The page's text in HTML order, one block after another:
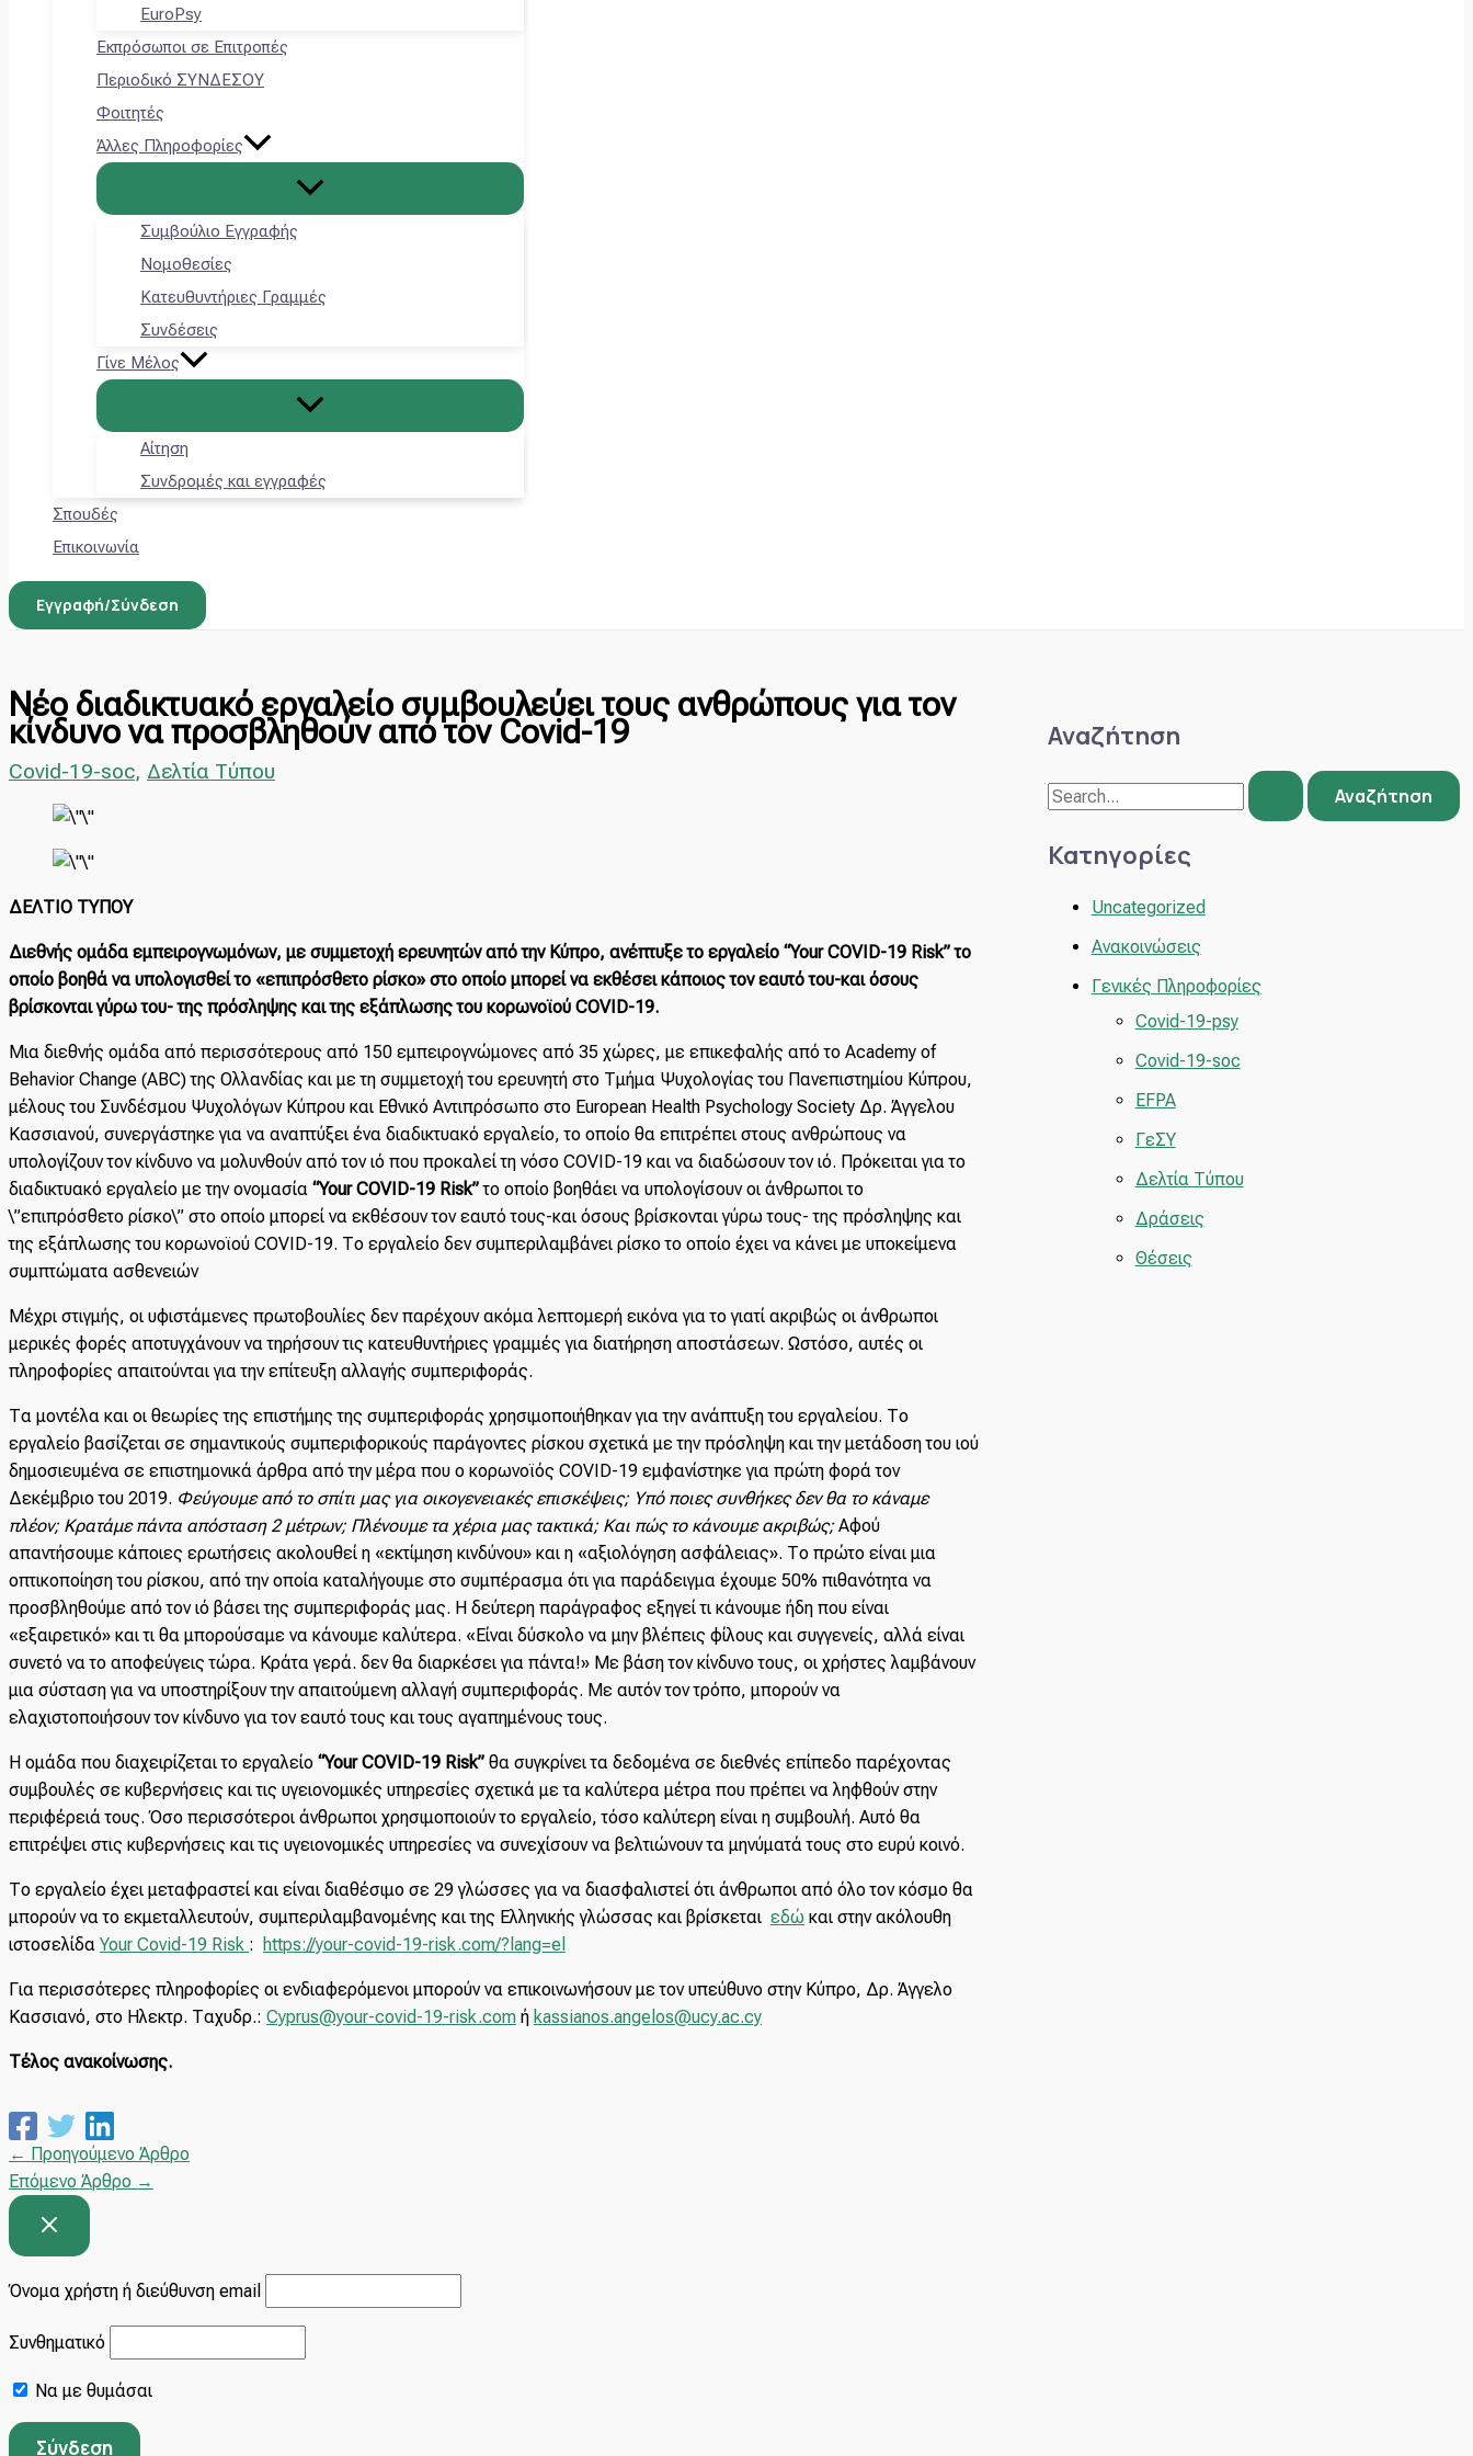
EuroPsy
Εκπρόσωποι σε Επιτροπές
Περιοδικό ΣΥΝΔΕΣΟΥ
Φοιτητές
Άλλες Πληροφορίες
Συμβούλιο Εγγραφής
Νομοθεσίες
Κατευθυντήριες Γραμμές
Συνδέσεις
Γίνε Μέλος
Αίτηση
Συνδρομές και εγγραφές
Σπουδές
Επικοινωνία
Εγγραφή/Σύνδεση
Νέο διαδικτυακό εργαλείο συμβουλεύει τους ανθρώπους για τον
κίνδυνο να προσβληθούν από τον Covid-19
Covid-19-soc, Δελτία Τύπου
ΔΕΛΤΙΟ ΤΥΠΟΥ
Διεθνής ομάδα εμπειρογνωμόνων, με συμμετοχή ερευνητών από την Κύπρο, ανέπτυξε το εργαλείο “Your COVID-19 Risk” το
οποίο βοηθά να υπολογισθεί το «επιπρόσθετο ρίσκο» στο οποίο μπορεί να εκθέσει κάποιος τον εαυτό του-και όσους
βρίσκονται γύρω του- της πρόσληψης και της εξάπλωσης του κορωνοϊού COVID-19.
Μια διεθνής ομάδα από περισσότερους από 150 εμπειρογνώμονες από 35 χώρες, με επικεφαλής από το Academy of
Behavior Change (ABC) της Ολλανδίας και με τη συμμετοχή του ερευνητή στο Τμήμα Ψυχολογίας του Πανεπιστημίου Κύπρου,
μέλους του Συνδέσμου Ψυχολόγων Κύπρου και Εθνικό Αντιπρόσωπο στο European Health Psychology Society Δρ. Άγγελου
Κασσιανού, συνεργάστηκε για να αναπτύξει ένα διαδικτυακό εργαλείο, το οποίο θα επιτρέπει στους ανθρώπους να
υπολογίζουν τον κίνδυνο να μολυνθούν από τον ιό που προκαλεί τη νόσο COVID-19 και να διαδώσουν τον ιό. Πρόκειται για το
διαδικτυακό εργαλείο με την ονομασία “Your COVID-19 Risk”το οποίο βοηθάει να υπολογίσουν οι άνθρωποι το
\”επιπρόσθετο ρίσκο\” στο οποίο μπορεί να εκθέσουν τον εαυτό τους-και όσους βρίσκονται γύρω τους- της πρόσληψης και
της εξάπλωσης του κορωνοϊού COVID-19. Το εργαλείο δεν συμπεριλαμβάνει ρίσκο το οποίο έχει να κάνει με υποκείμενα
συμπτώματα ασθενειών
Μέχρι στιγμής, οι υφιστάμενες πρωτοβουλίες δεν παρέχουν ακόμα λεπτομερή εικόνα για το γιατί ακριβώς οι άνθρωποι
μερικές φορές αποτυγχάνουν να τηρήσουν τις κατευθυντήριες γραμμές για διατήρηση αποστάσεων. Ωστόσο, αυτές οι
πληροφορίες απαιτούνται για την επίτευξη αλλαγής συμπεριφοράς.
Τα μοντέλα και οι θεωρίες της επιστήμης της συμπεριφοράς χρησιμοποιήθηκαν για την ανάπτυξη του εργαλείου. Το
εργαλείο βασίζεται σε σημαντικούς συμπεριφορικούς παράγοντες ρίσκου σχετικά με την πρόσληψη και την μετάδοση του ιού
δημοσιευμένα σε επιστημονικά άρθρα από την μέρα που ο κορωνοϊός COVID-19 εμφανίστηκε για πρώτη φορά τον
Δεκέμβριο του 2019. Φεύγουμε από το σπίτι μας για οικογενειακές επισκέψεις; Υπό ποιες συνθήκες δεν θα το κάναμε
πλέον; Κρατάμε πάντα απόσταση 2 μέτρων; Πλένουμε τα χέρια μας τακτικά; Και πώς το κάνουμε ακριβώς;Αφού
απαντήσουμε κάποιες ερωτήσεις ακολουθεί η «εκτίμηση κινδύνου» και η «αξιολόγηση ασφάλειας». Το πρώτο είναι μια
οπτικοποίηση του ρίσκου, από την οποία καταλήγουμε στο συμπέρασμα ότι για παράδειγμα έχουμε 50% πιθανότητα να
προσβληθούμε από τον ιό βάσει της συμπεριφοράς μας. Η δεύτερη παράγραφος εξηγεί τι κάνουμε ήδη που είναι
«εξαιρετικό» και τι θα μπορούσαμε να κάνουμε καλύτερα. «Είναι δύσκολο να μην βλέπεις φίλους και συγγενείς, αλλά είναι
συνετό να το αποφεύγεις τώρα. Κράτα γερά. δεν θα διαρκέσει για πάντα!» Με βάση τον κίνδυνο τους, οι χρήστες λαμβάνουν
μια σύσταση για να υποστηρίξουν την απαιτούμενη αλλαγή συμπεριφοράς. Με αυτόν τον τρόπο, μπορούν να
ελαχιστοποιήσουν τον κίνδυνο για τον εαυτό τους και τους αγαπημένους τους.
Η ομάδα που διαχειρίζεται το εργαλείο “Your COVID-19 Risk” θα συγκρίνει τα δεδομένα σε διεθνές επίπεδο παρέχοντας
συμβουλές σε κυβερνήσεις και τις υγειονομικές υπηρεσίες σχετικά με τα καλύτερα μέτρα που πρέπει να ληφθούν στην
περιφέρειά τους. Όσο περισσότεροι άνθρωποι χρησιμοποιούν το εργαλείο, τόσο καλύτερη είναι η συμβουλή. Αυτό θα
επιτρέψει στις κυβερνήσεις και τις υγειονομικές υπηρεσίες να συνεχίσουν να βελτιώνουν τα μηνύματά τους στο ευρύ κοινό.
Το εργαλείο έχει μεταφραστεί και είναι διαθέσιμο σε 29 γλώσσες για να διασφαλιστεί ότι άνθρωποι από όλο τον κόσμο θα
μπορούν να το εκμεταλλευτούν, συμπεριλαμβανομένης και της Ελληνικής γλώσσας και βρίσκεται εδώ και στην ακόλουθη
ιστοσελίδα Your Covid-19 Risk : https://your-covid-19-risk.com/?lang=el
Για περισσότερες πληροφορίες οι ενδιαφερόμενοι μπορούν να επικοινωνήσουν με τον υπεύθυνο στην Κύπρο, Δρ. Άγγελο
Κασσιανό, στο Ηλεκτρ. Ταχυδρ.: Cyprus@your-covid-19-risk.com ή kassianos.angelos@ucy.ac.cy
Τέλος ανακοίνωσης.
← Προηγούμενο Άρθρο
Επόμενο Άρθρο →
Αναζήτηση
Κατηγορίες
Uncategorized
Ανακοινώσεις
Γενικές Πληροφορίες
Covid-19-psy
Covid-19-soc
EFPA
ΓεΣΥ
Δελτία Τύπου
Δράσεις
Θέσεις
Όνομα χρήστη ή διεύθυνση email
Συνθηματικό
Να με θυμάσαι